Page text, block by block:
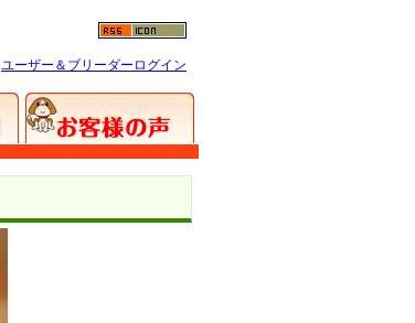
ユーザー＆ブリーダーログイン